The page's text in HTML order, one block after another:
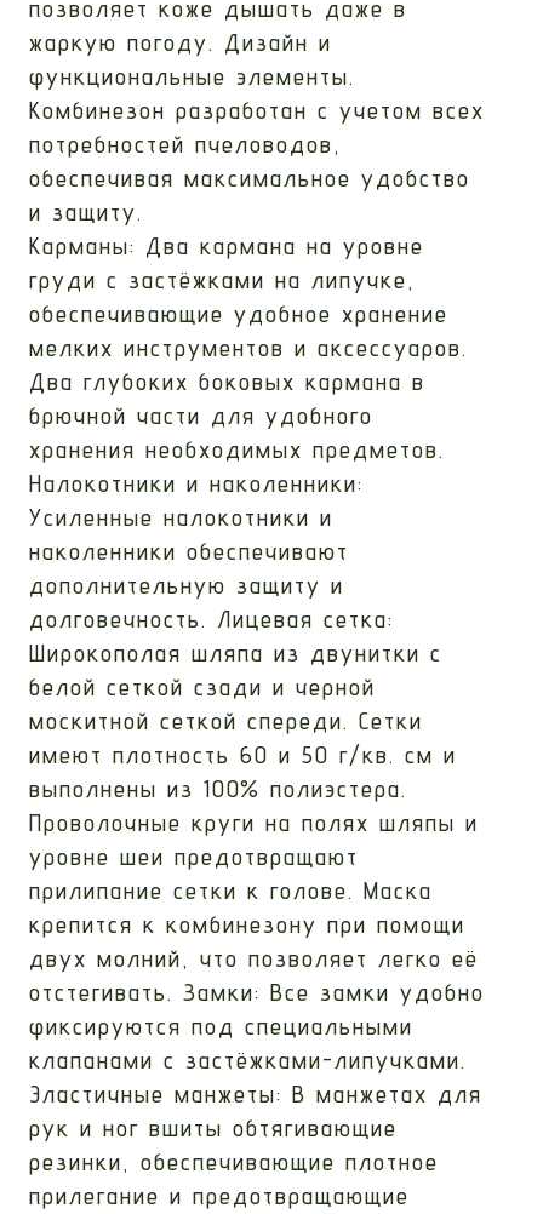
позволяет коже дышать даже в
жаркую погоду. Дизайн и
функциональные элементы.
Комбинезон разработан с учетом всех
потребностей пчеловодов,
обеспечивая максимальное удобство
и защиту.
Карманы: Два кармана на уровне
груди с застёжками на липучке,
обеспечивающие удобное хранение
мелких инструментов и аксессуаров.
Два глубоких боковых кармана в
брючной части для удобного
хранения необходимых предметов.
Налокотники и наколенники:
Усиленные налокотники и
наколенники обеспечивают
дополнительную защиту и
долговечность. Лицевая сетка:
Широкополая шляпа из двунитки с
белой сеткой сзади и черной
москитной сеткой спереди. Сетки
имеют плотность 60 и 50 г/кв. см и
выполнены из 100% полиэстера.
Проволочные круги на полях шляпы и
уровне шеи предотвращают
прилипание сетки к голове. Маска
крепится к комбинезону при помощи
двух молний, что позволяет легко её
отстегивать. Замки: Все замки удобно
фиксируются под специальными
клапанами с застёжками-липучками.
Эластичные манжеты: В манжетах для
рук и ног вшиты обтягивающие
резинки, обеспечивающие плотное
прилегание и предотвращающие